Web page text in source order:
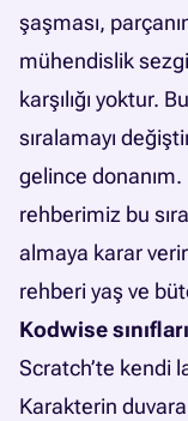
şaşması,
mühendislik
karşılığı yoktur.
sıralamayı
gelince donanım.
rehberimiz bu
almaya karar
rehberiyaş ve
Kodwise
Scratch’te kendi
Karakterin